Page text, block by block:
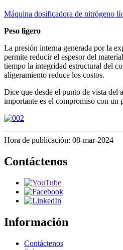
Máquina dosificadora de nitrógeno
Peso ligero
La presión interna generada por la
permite reducir el espesor del
tiempo la integridad estructural del
aligeramiento reduce los costos.
Dice que desde el punto de vista del
importante es el compromiso con un
Hora de publicación: 08-mar-2024
Contáctenos
Información
Contáctenos